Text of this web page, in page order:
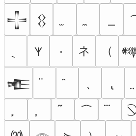
𒋲 𒌐
𐊵 ٠ ネ （
𒍫